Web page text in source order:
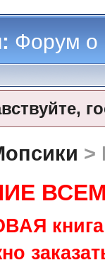
Форум о
>